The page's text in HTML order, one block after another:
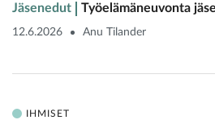
Jäsenedut Työelämäneuvonta
12.6.2026 Anu Tilander
IHMISET